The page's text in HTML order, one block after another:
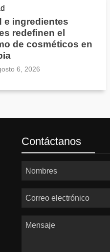
e ingredientes
redefinen el
de cosméticos en
6, 2026
Contáctanos
Nombres
Correo electrónico
Mensaje